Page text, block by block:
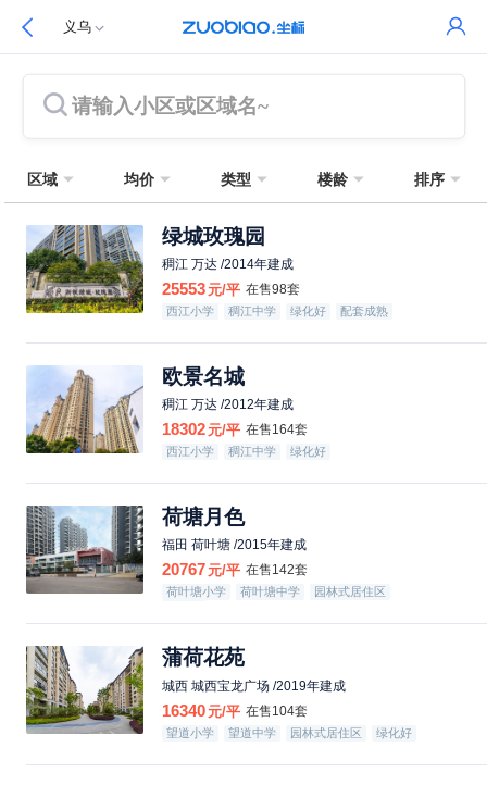
义乌
请输入小区或区域名~
区域 均价 类型 楼龄 排序
绿城玫瑰园
稠江 万达 /2014年建成
25553元/平 在售98套
西江小学 稠江中学 绿化好 配套成熟
欧景名城
稠江 万达 /2012年建成
18302元/平 在售164套
西江小学 稠江中学 绿化好
荷塘月色
福田 荷叶塘 /2015年建成
20767元/平 在售142套
荷叶塘小学 荷叶塘中学
园林式居住区
蒲荷花苑
城西 城西宝龙广场 /2019年建成
16340元/平 在售104套
望道小学 望道中学 园林式居住区 绿化好